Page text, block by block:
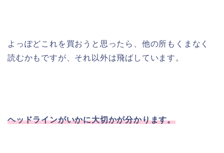
よっぽどこれを買おうと思ったら、他の所もくまなく
読むかもですが、それ以外は飛ばしています。
ヘッドラインがいかに大切かが分かります。